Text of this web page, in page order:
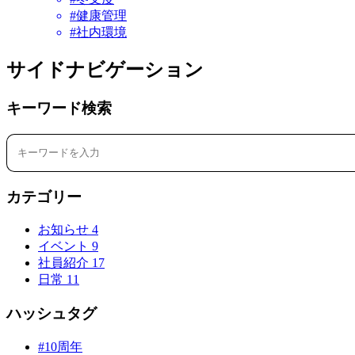
#健康管理
#社内環境
サイドナビゲーション
キーワード検索
カテゴリー
お知らせ 4
イベント 9
社員紹介 17
日常 11
ハッシュタグ
#10周年